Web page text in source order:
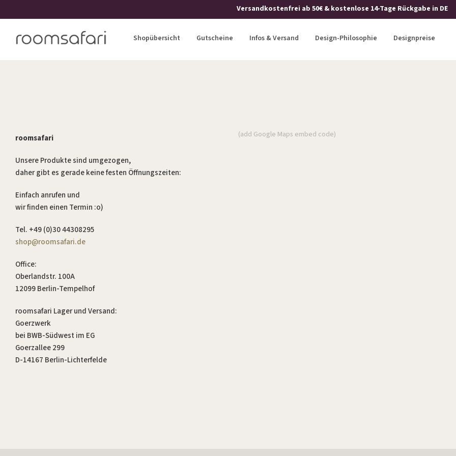
Versandkostenfrei ab 50€ & kostenlose 14-Tage Rückgabe in DE
Shopübersicht Gutscheine Infos & Versand Design-Philosophie Designpreise
roomsafari
Unsere Produkte sind umgezogen,
daher gibt es gerade keine festen Öffnungszeiten:
Einfach anrufen und
wir finden einen Termin :o)
Tel. +49 (0)30 44308295
shop@roomsafari.de
Office:
Oberlandstr. 100A
12099 Berlin-Tempelhof
roomsafari Lager und Versand:
Goerzwerk
bei BWB-Südwest im EG
Goerzallee 299
D-14167 Berlin-Lichterfelde
(add Google Maps embed code)